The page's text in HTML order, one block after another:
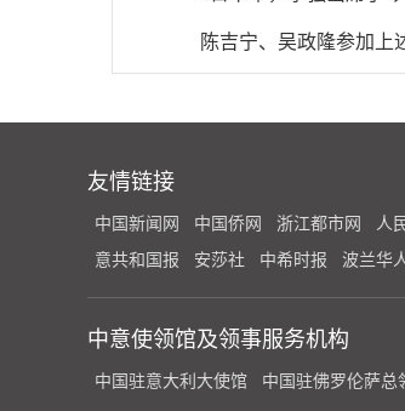
陈吉宁、吴政隆参加上
友情链接
中国新闻网 中国侨网 浙江都市网 人
意共和国报
安莎社 中希时报 波兰华
中意使领馆及领事服务机构
中国驻意大利大使馆 中国驻佛罗伦萨总